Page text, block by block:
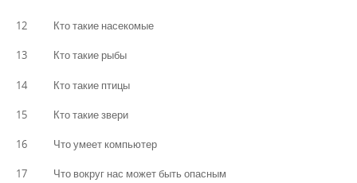
12 Кто такие насекомые
13 Кто такие рыбы
14 Кто такие птицы
15 Кто такие звери
16 Что умеет компьютер
17 Что вокруг нас может быть опасным